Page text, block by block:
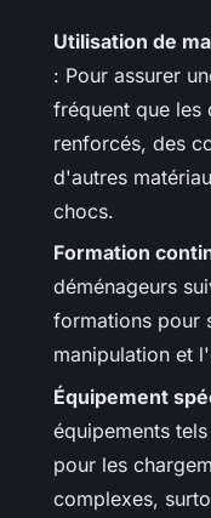
Utilisation de
: Pour assurer
fréquent que les
renforcés, des
d'autres
chocs.
Formation
déménageurs
formations pour
manipulation et
Équipement
équipements
pour les
complexes,